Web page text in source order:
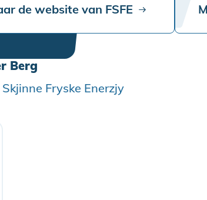
de website van FSFE
Berg
Fryske Enerzjy